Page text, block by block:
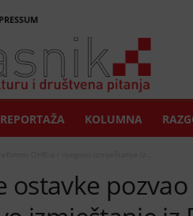
REPORTAŽA KOLUMNA
ostavke pozvao